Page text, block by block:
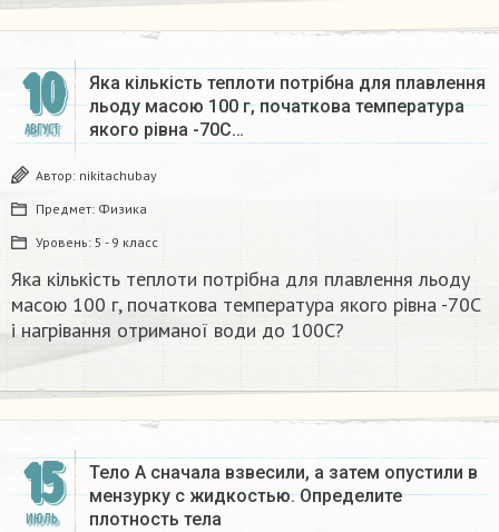
10
АВГУСТ
Яка кількість теплоти потрібна для плавлення
льоду масою 100 г, початкова температура
якого рівна -70С…
Автор: nikitachubay
Предмет: Физика
Уровень: 5 - 9 класс
Яка кількість теплоти потрібна для плавлення льоду
масою 100 г, початкова температура якого рівна -70С
і нагрівання отриманої води до 100С?​
15
ИЮЛЬ
Тело А сначала взвесили, а затем опустили в
мензурку с жидкостью. Определите
плотность тела​